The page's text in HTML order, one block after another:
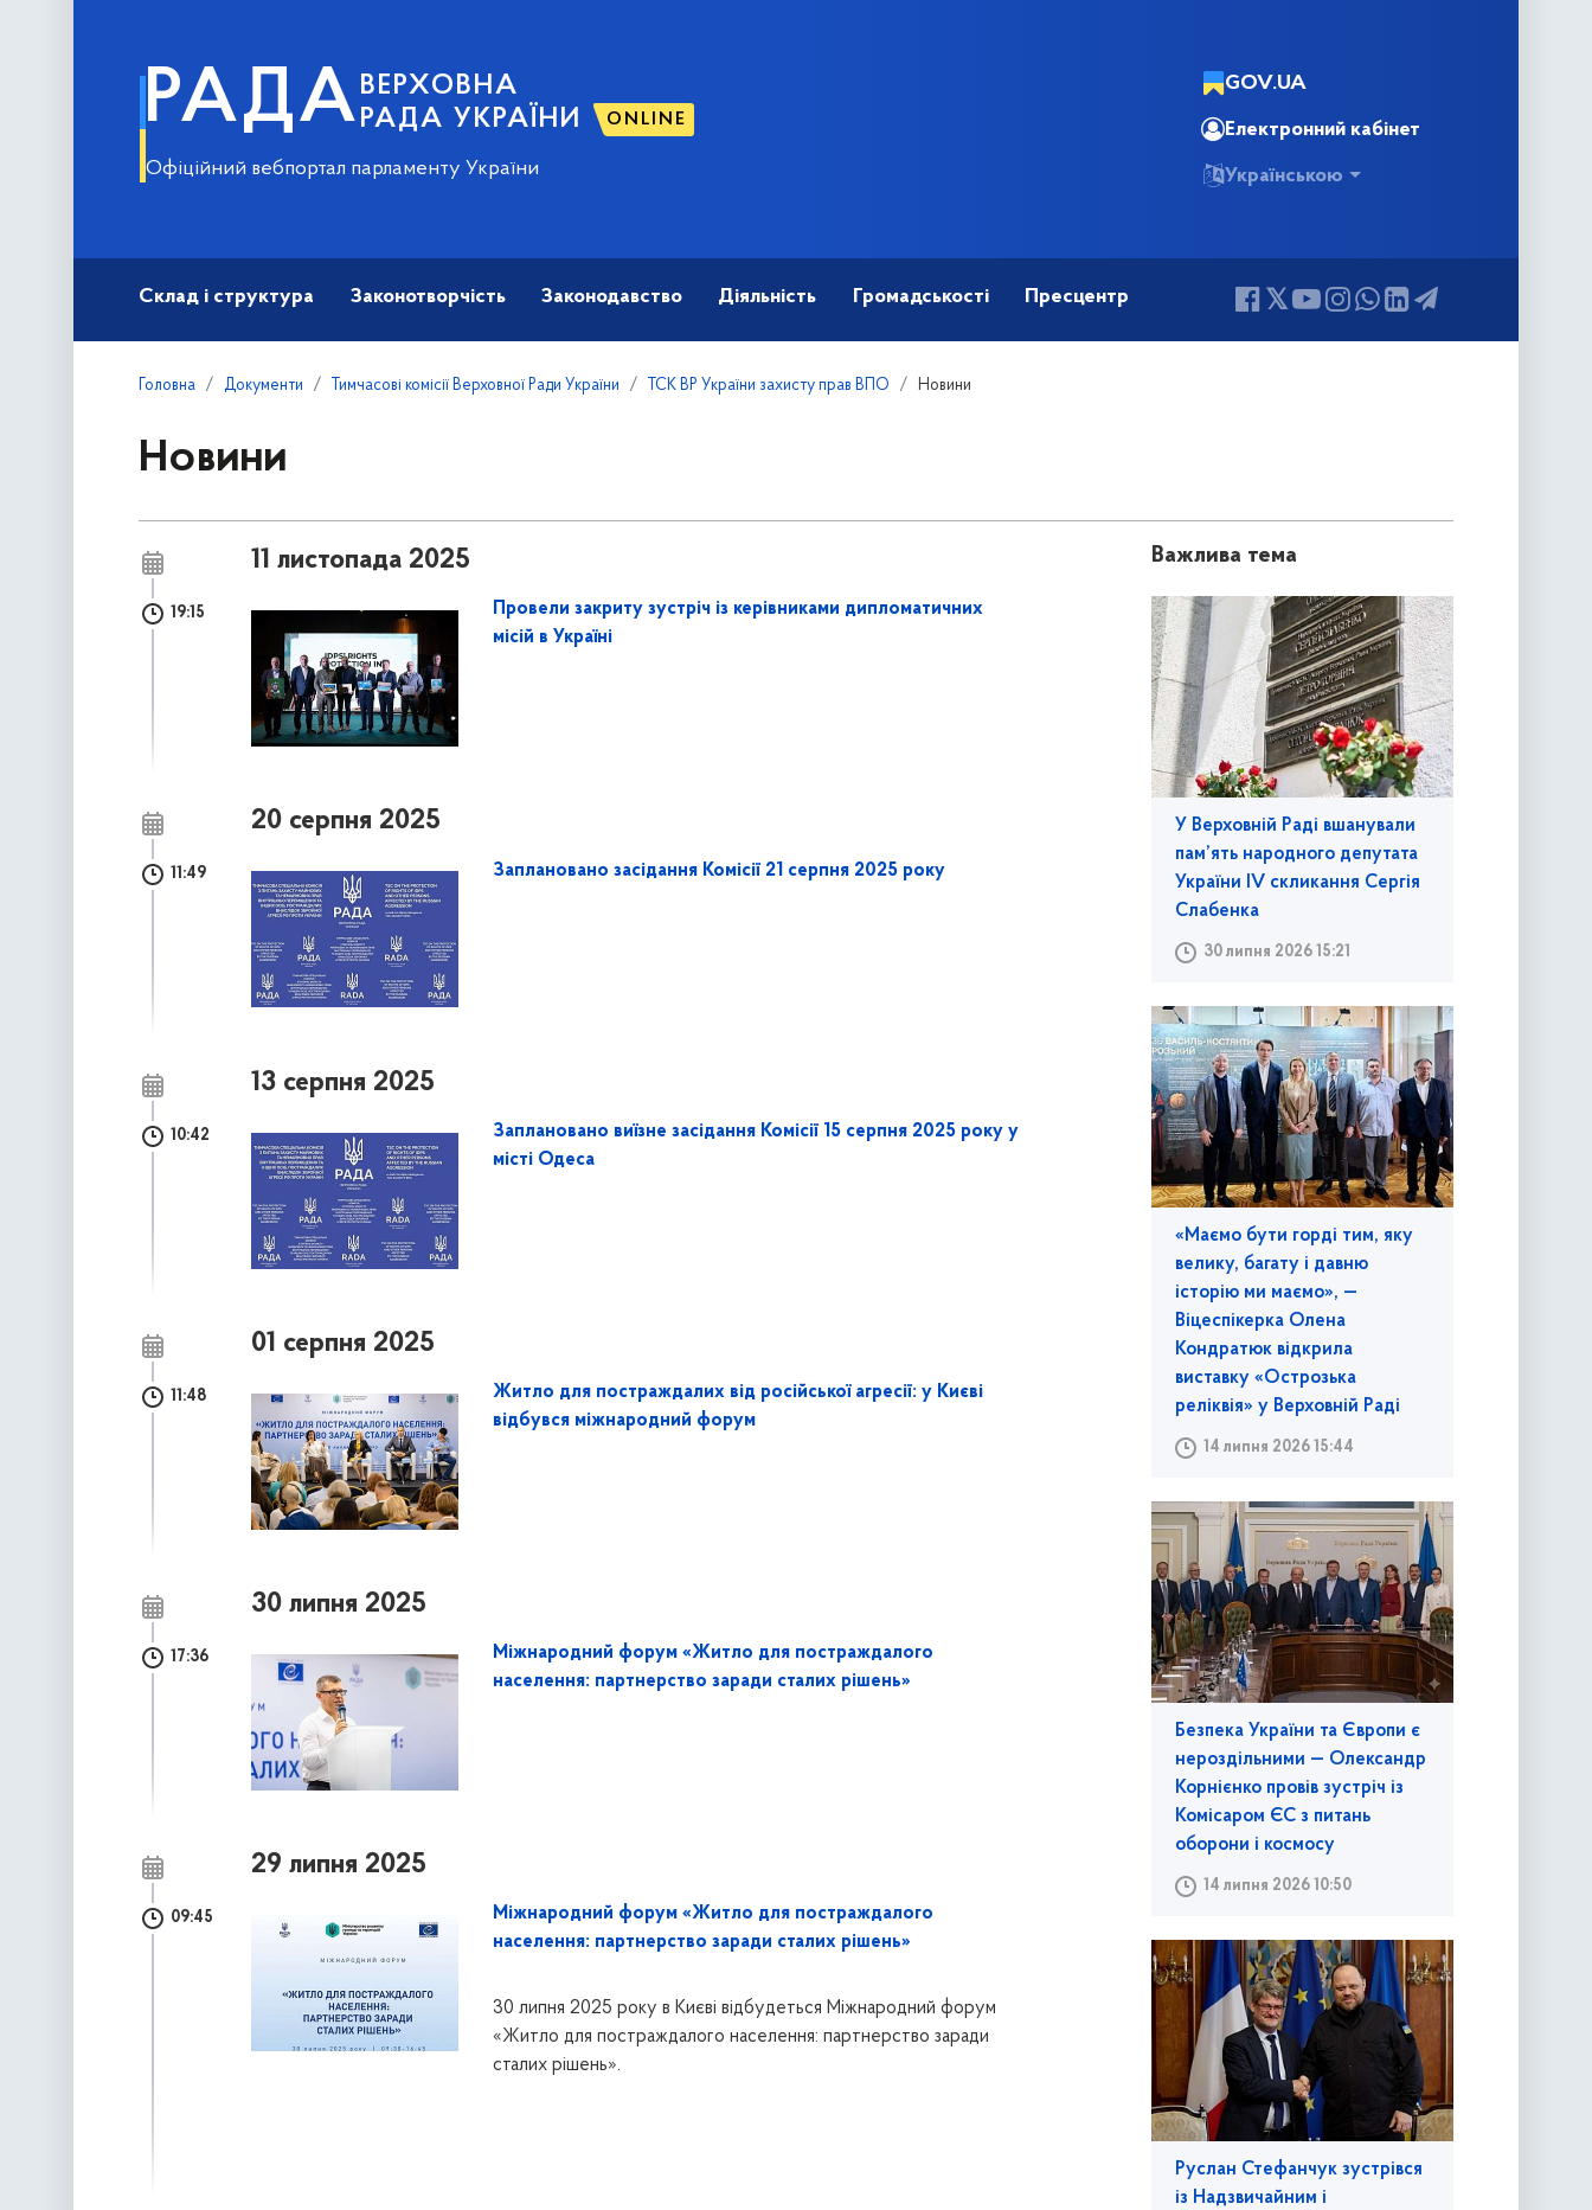
РАДА ВЕРХОВНА
РАДА УКРАЇНИ
ONLINE
Офіційний вебпортал парламенту України
GOV.UA
Електронний кабінет
Українською
Склад і структура Законотворчість Законодавство Діяльність Громадськості Пресцентр
Головна Документи Тимчасові комісії Верховної Ради України ТСК ВР України захисту прав ВПО Новини
Новини
11 листопада 2025
19:15
Провели закриту зустріч із керівниками дипломатичних
місій в Україні
20 серпня 2025
11:49 Заплановано засідання Комісії 21 серпня 2025 року
13 серпня 2025
10:42
Заплановано виїзне засідання Комісії 15 серпня 2025 року у
місті Одеса
01 серпня 2025
11:48
Житло для постраждалих від російської агресії: у Києві
відбувся міжнародний форум
30 липня 2025
17:36
Міжнародний форум «Житло для постраждалого
населення: партнерство заради сталих рішень»
29 липня 2025
09:45
Міжнародний форум «Житло для постраждалого
населення: партнерство заради сталих рішень»
30 липня 2025 року в Києві відбудеться Міжнародний форум
«Житло для постраждалого населення: партнерство заради
сталих рішень».
Важлива тема
У Верховній Раді вшанували
пам’ять народного депутата
України IV скликання Сергія
Слабенка
30 липня 2026 15:21
«Маємо бути горді тим, яку
велику, багату і давню
історію ми маємо», —
Віцеспікерка Олена
Кондратюк відкрила
виставку «Острозька
реліквія» у Верховній Раді
14 липня 2026 15:44
Безпека України та Європи є
нероздільними — Олександр
Корнієнко провів зустріч із
Комісаром ЄС з питань
оборони і космосу
14 липня 2026 10:50
Руслан Стефанчук зустрівся
із Надзвичайним і